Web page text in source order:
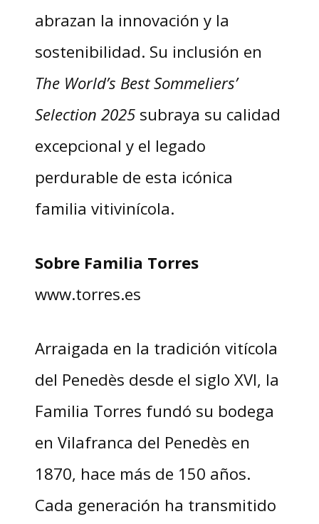
abrazan la innovación y la
sostenibilidad. Su inclusión en
The World’s Best Sommeliers’
Selection 2025 subraya su calidad
excepcional y el legado
perdurable de esta icónica
familia vitivinícola.
Sobre Familia Torres
www.torres.es
Arraigada en la tradición vitícola
del Penedès desde el siglo XVI, la
Familia Torres fundó su bodega
en Vilafranca del Penedès en
1870, hace más de 150 años.
Cada generación ha transmitido